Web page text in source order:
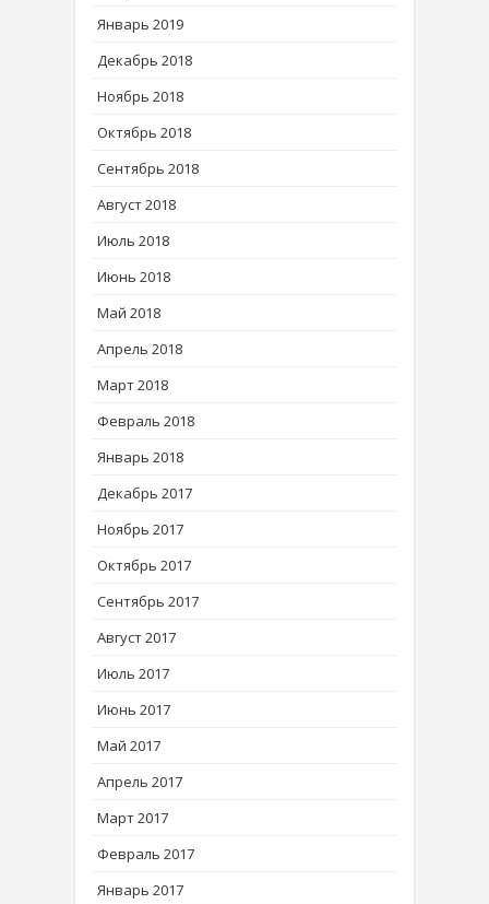
Январь 2019
Декабрь 2018
Ноябрь 2018
Октябрь 2018
Сентябрь 2018
Август 2018
Июль 2018
Июнь 2018
Май 2018
Апрель 2018
Март 2018
Февраль 2018
Январь 2018
Декабрь 2017
Ноябрь 2017
Октябрь 2017
Сентябрь 2017
Август 2017
Июль 2017
Июнь 2017
Май 2017
Апрель 2017
Март 2017
Февраль 2017
Январь 2017